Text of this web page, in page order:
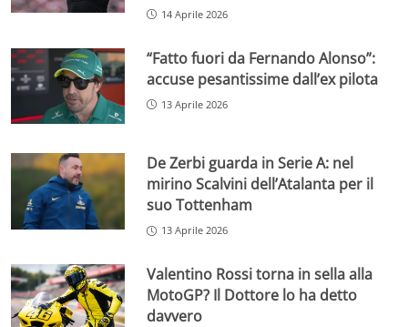
14 Aprile 2026
“Fatto fuori da Fernando Alonso”:
accuse pesantissime dall’ex pilota
13 Aprile 2026
De Zerbi guarda in Serie A: nel
mirino Scalvini dell’Atalanta per il
suo Tottenham
13 Aprile 2026
Valentino Rossi torna in sella alla
MotoGP? Il Dottore lo ha detto
davvero